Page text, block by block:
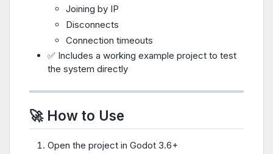
Joining by IP
Disconnects
Connection timeouts
✅ Includes a working example project to test
the system directly
🚀 How to Use
Open the project in Godot 3.6+